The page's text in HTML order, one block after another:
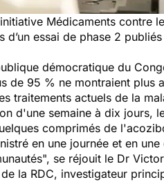
initiative Médicaments contre
essai de phase 2
démocratique du
de 95 % ne montraient plus
traitements actuels de la
d'une semaine à dix jours,
comprimés de
en une journée et en
se réjouit le Dr
la RDC, investigateur